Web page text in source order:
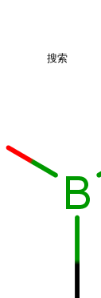
搜索